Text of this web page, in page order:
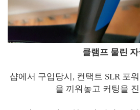
클램프 물린
샵에서 구입당시, 컨택트 SLR 포
을 끼워놓고 커팅을